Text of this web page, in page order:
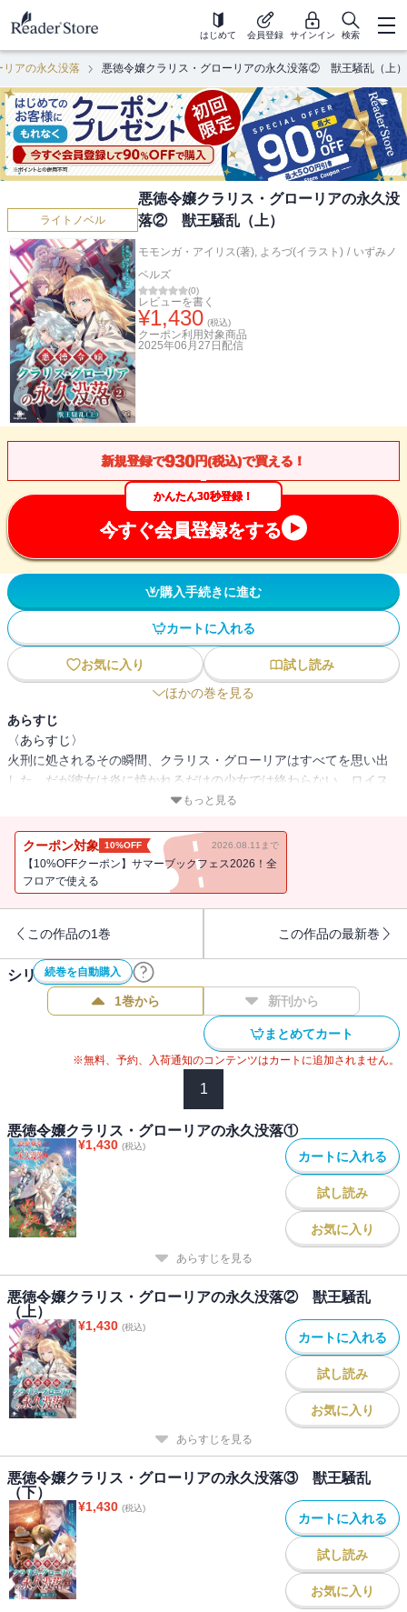
はじめて 会員登録 サインイン 検索
リアの永久没落 悪徳令嬢クラリス・グローリアの永久没落② 獣王騒乱（上）
ライトノベル
悪徳令嬢クラリス・グローリアの永久没
落② 獣王騒乱（上）
モモンガ・アイリス(著), よろづ(イラスト) / いずみノ
ベルズ
(0)
レビューを書く
¥1,430 (税込)
クーポン利用対象商品
2025年06月27日 配信
新規登録で930円(税込)で買える！
かんたん30秒登録！
今すぐ会員登録をする
購入手続きに進む
カートに入れる
お気に入り
試し読み
ほかの巻を見る
あらすじ
〈あらすじ〉
火刑に処されるその瞬間、クラリス・グローリアはすべてを思い出
した。だが彼女は炎に焼かれるだけの少女では終わらない。ロイス
王国を去ったクラリスは、魔族のはぐれ者たちと共に、獣人の地に
を築き上げる。
そんな彼女のもとに、眠たげな目をした女豹がやってくる。名をレ
クス・アスカ。獣王ランドールの側近にして、その頭脳。開口一
強烈すぎる願いを前に、クラリスは静かに頷き、レクスと共にラン
ドールの牙城――獣王の都へと歩を進める。だがその地では、希望
と謀略が複雑に絡み合い、誇りと裏切りが交差していた。誰が味方
で誰が敵か。不死の少女という異物を抱えながら、獣王の王座を巡
る空前の騒乱が、いま火蓋を切って落とされる。
能力を持っていて、本作の主人公クラリス・グローリアもまた「不
老不死」というチートを有しています。しかし、前世の記憶を持っ
ていて死なないだけの女の子が強いかどうかは、ちょっと疑問で
す。ぶっちゃけ、戦いという局面になったときのクラリスは、めっ
ちゃ弱いです。そして――と続けるべきかは迷いますが、この主人
公は、強さや弱さには、あんまり興味がありません。他に楽しいこ
そういうわけで、超強い獣王が出てきて、その側近である低身長童
顔巨乳お姉さん女豹が出てくる第二巻、Web版から加筆多めでお送
りします。ぜひぜひ、読んでみてください。
【目次】
第一章 次の局面へ
第二章 移動、停滞、流転
第三章 獣の王
第四章 修行と迷宮
第五章 嵐の前の
第六章 獣の戦（前）
書籍版特典ショートストーリー
幕間 Ｃａｒｅ Ｌｅｓｓ Ｍｙｔｈ
もっと見る
クーポン対象 10%OFF 2026.08.11まで
【10%OFFクーポン】サマーブックフェス2026！全
フロアで使える
この作品の1巻 この作品の最新巻
続巻を自動購入
シリーズ作品(4件)
1巻から 新刊から
まとめてカート
※無料、予約、入荷通知のコンテンツはカートに追加されません。
1
悪徳令嬢クラリス・グローリアの永久没落①
¥1,430 (税込)
カートに入れる
試し読み
お気に入り
あらすじを見る
悪徳令嬢クラリス・グローリアの永久没落② 獣王騒乱
（上）
¥1,430 (税込)
カートに入れる
試し読み
お気に入り
あらすじを見る
悪徳令嬢クラリス・グローリアの永久没落③ 獣王騒乱
（下）
¥1,430 (税込)
カートに入れる
試し読み
お気に入り